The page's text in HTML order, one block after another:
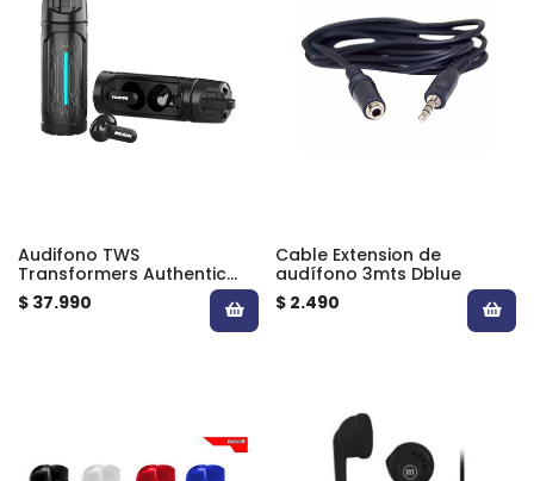
Audifono TWS
Transformers Authentic
TF-T11 BT
$ 37.990
Cable Extension de
audífono 3mts Dblue
$ 2.490